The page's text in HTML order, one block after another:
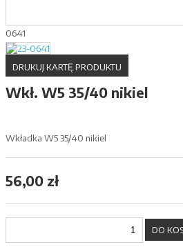
0641
DRUKUJ KARTĘ PRODUKTU
Wkł. W5 35/40 nikiel
Wkładka W5 35/40 nikiel
56,00 zł